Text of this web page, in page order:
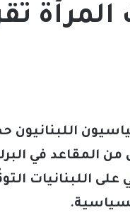
من المقاعد في
على اللبنانيات